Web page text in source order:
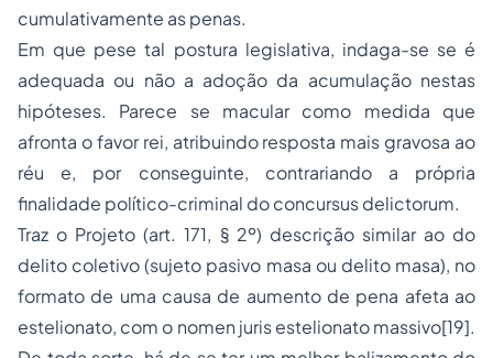
cumulativamente as penas.
Em que pese tal postura legislativa, indaga-se se é
adequada ou não a adoção da acumulação nestas
hipóteses. Parece se macular como medida que
afronta ofavor rei, atribuindo resposta mais gravosa ao
réu e, por conseguinte, contrariando a própria
finalidade político-criminal doconcursus delictorum.
Traz o Projeto (art. 171, § 2º) descrição similar ao do
delito coletivo (sujeto pasivo masa ou delito masa), no
formato de uma causa de aumento de pena afeta ao
estelionato, com o nomen juris estelionato massivo[19].